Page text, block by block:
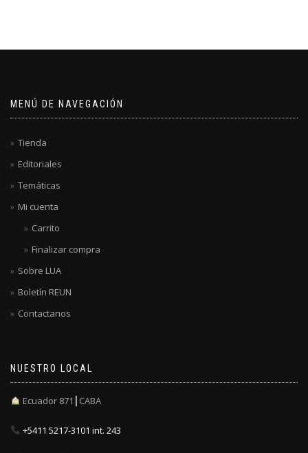
MENÚ DE NAVEGACIÓN
Tienda
Editoriales
Temáticas
Mi cuenta
Carrito
Finalizar compra
Sobre LUA
Boletín REUN
Contactanos
NUESTRO LOCAL
Ecuador 871┃CABA
+5411 5217-3101 int. 243